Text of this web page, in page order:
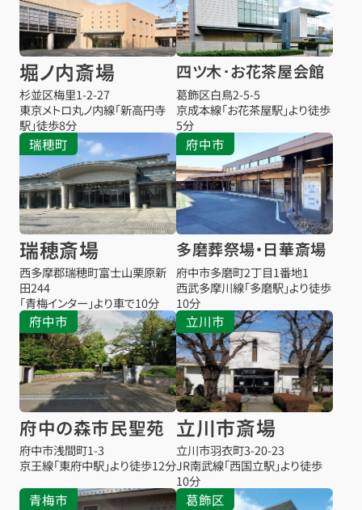
堀ノ内斎場
杉並区梅里1-2-27
東京メトロ丸ノ内線「新高円寺
駅」徒歩8分
四ツ木･お花茶屋会館
葛飾区白鳥2-5-5
京成本線「お花茶屋駅」より徒歩
5分
瑞穂町
瑞穂斎場
西多摩郡瑞穂町富士山栗原新
田244
「青梅インター」より車で10分
府中市
多磨葬祭場・日華斎場
府中市多磨町2丁目1番地1
西武多摩川線「多磨駅」より徒歩
10分
府中市
府中の森市民聖苑
府中市浅間町1-3
京王線「東府中駅」より徒歩12分
立川市
立川市斎場
立川市羽衣町3-20-23
JR南武線「西国立駅」より徒歩
10分
青梅市 葛飾区